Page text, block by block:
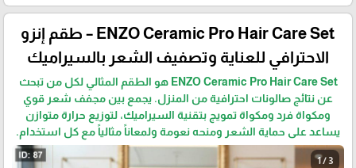
ENZO Ceramic Pro Hair Care Set – طقم إنزو
الاحترافي للعناية وتصفيف الشعر بالسيراميك
ENZO Ceramic Pro Hair Care Set هو الطقم المثالي لكل من تبحث
عن نتائج صالونات احترافية من المنزل. يجمع بين مجفف شعر قوي
ومكواة فرد ومكواة تمويج بتقنية السيراميك، لتوزيع حرارة متوازن
يساعد على حماية الشعر ومنحه نعومة ولمعاناً مثالياً مع كل استخدام.
1 / 3